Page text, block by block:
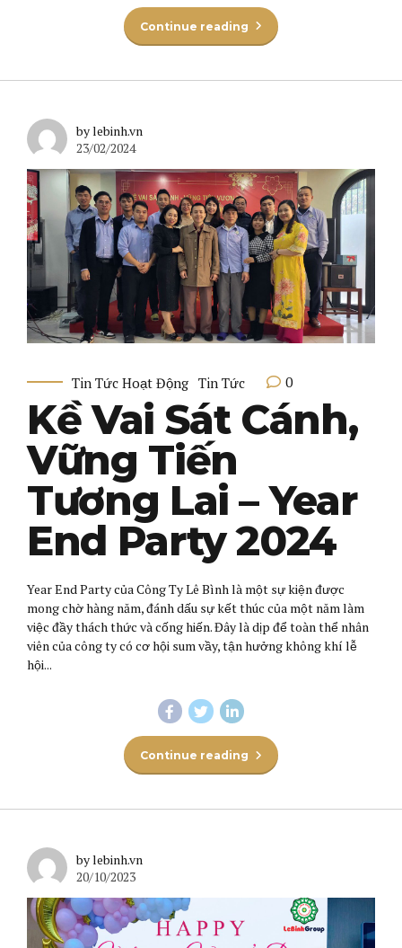
Continue reading
by lebinh.vn
23/02/2024
Tin Tức Hoạt Động Tin Tức 0
Kề Vai Sát Cánh,
Vững Tiến
Tương Lai – Year
End Party 2024
Year End Party của Công Ty Lê Bình là một sự kiện được
mong chờ hàng năm, đánh dấu sự kết thúc của một năm làm
việc đầy thách thức và cống hiến. Đây là dịp để toàn thể nhân
viên của công ty có cơ hội sum vầy, tận hưởng không khí lễ
hội...
Continue reading
by lebinh.vn
20/10/2023